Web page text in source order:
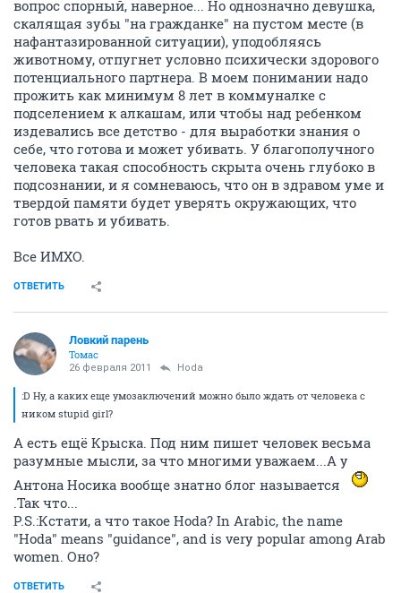
вопрос спорный, наверное... Но однозначно девушка,
скалящая зубы "на гражданке" на пустом месте (в
нафантазированной ситуации), уподобляясь
животному, отпугнет условно психически здорового
потенциального партнера. В моем понимании надо
прожить как минимум 8 лет в коммуналке с
подселением к алкашам, или чтобы над ребенком
издевались все детство - для выработки знания о
себе, что готова и может убивать. У благополучного
человека такая способность скрыта очень глубоко в
подсознании, и я сомневаюсь, что он в здравом уме и
твердой памяти будет уверять окружающих, что
готов рвать и убивать.
Все ИМХО.
ОТВЕТИТЬ
Ловкий парень
Томас
26 февраля 2011 Hoda
:D Ну, а каких еще умозаключений можно было ждать от человека с
ником stupid girl?
А есть ещё Крыска. Под ним пишет человек весьма
разумные мысли, за что многими уважаем...А у
Антона Носика вообще знатно блог называется
.Так что...
P.S.:Кстати, а что такое Hoda? In Arabic, the name
"Hoda" means "guidance", and is very popular among Arab
women. Оно?
ОТВЕТИТЬ